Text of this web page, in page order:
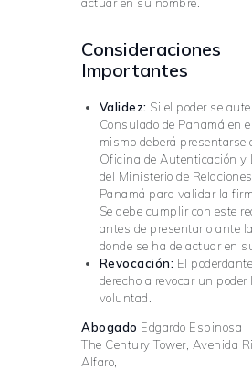
actuaren su nombre.
Consideraciones
Importantes
Validez: Si el poder se
Consulado de Panamá en
mismo deberá presentarse
Oficina de Autenticación y
del Ministerio de
Panamá para validar la
Se debe cumplir con este
antes de presentarlo ante
donde se ha de actuar en
Revocación: El
derecho a revocar un poder
voluntad.
Abogado Edgardo Espinosa
The Century Tower, Avenida
Alfaro,